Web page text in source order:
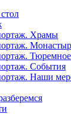
Храмы
События
Наши